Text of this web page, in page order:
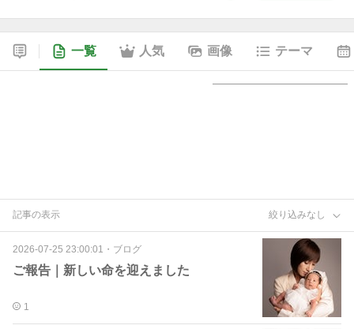
一覧 人気 画像 テーマ
記事の表示 絞り込みなし
2026-07-25 23:00:01 ・ ブログ
ご報告｜新しい命を迎えました
1